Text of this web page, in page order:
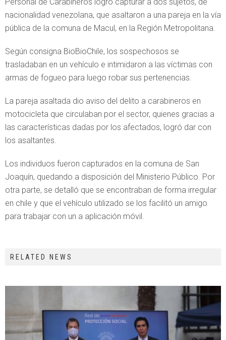
nacionalidad venezolana, que asaltaron a una pareja en la vía
pública de la comuna de Macul, en la Región Metropolitana.
Según consigna BioBioChile, los sospechosos se
trasladaban en un vehículo e intimidaron a las víctimas con
armas de fogueo para luego robar sus pertenencias.
La pareja asaltada dio aviso del delito a carabineros en
motocicleta que circulaban por el sector, quienes gracias a
las características dadas por los afectados, logró dar con
los asaltantes.
Los individuos fueron capturados en la comuna de San
Joaquín, quedando a disposición del Ministerio Público. Por
otra parte, se detalló que se encontraban de forma irregular
en chile y que el vehículo utilizado se los facilitó un amigo
para trabajar con un a aplicación móvil.
RELATED NEWS